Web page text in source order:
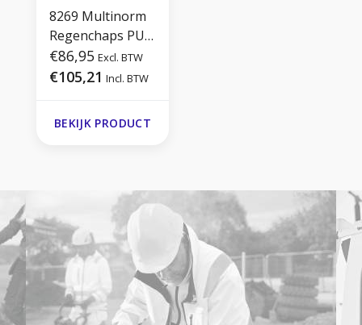
8269 Multinorm
Regenchaps PU,
Hi-Vis
€86,95 Excl. BTW
€105,21 Incl. BTW
BEKIJK PRODUCT